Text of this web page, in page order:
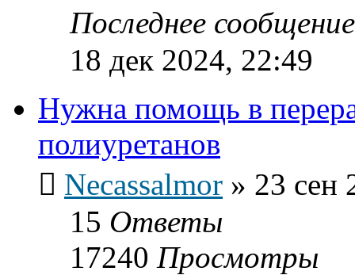
Последнее
18 дек 2024, 22:49
Нужна помощь в
полиуретанов
Necassalmor » 23 сен
15 Ответы
17240 Просмотры